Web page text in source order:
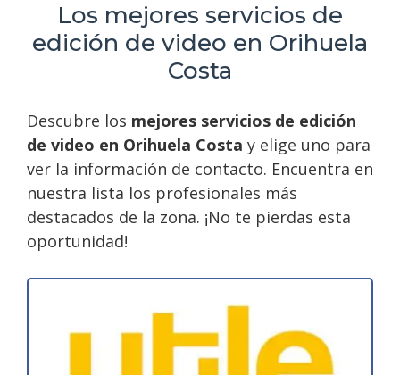
Los mejores servicios de
edición de video en Orihuela
Costa
Descubre los mejores servicios de edición
de video en Orihuela Costa y elige uno para
ver la información de contacto. Encuentra en
nuestra lista los profesionales más
destacados de la zona. ¡No te pierdas esta
oportunidad!